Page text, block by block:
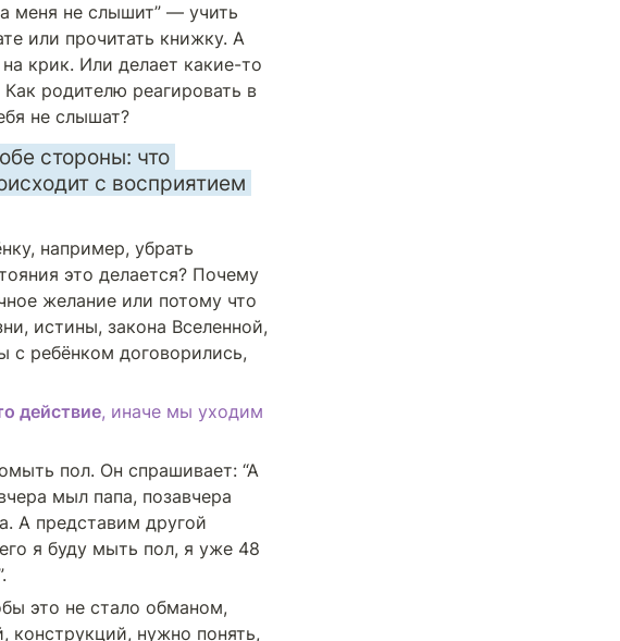
меня не слышит” — учить
или прочитать книжку. А
крик. Или делает какие-то
родителю реагировать в
не слышат?
стороны: что
с восприятием
например, убрать
это делается? Почему
желание или потому что
истины, закона Вселенной,
с ребёнком договорились,
действие, иначе мы уходим
пол. Он спрашивает: “А
мыл папа, позавчера
А представим другой
я буду мыть пол, я уже 48
это не стало обманом,
нужно понять,